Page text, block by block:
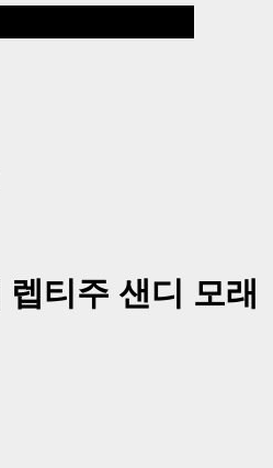
티주 샌디 모래